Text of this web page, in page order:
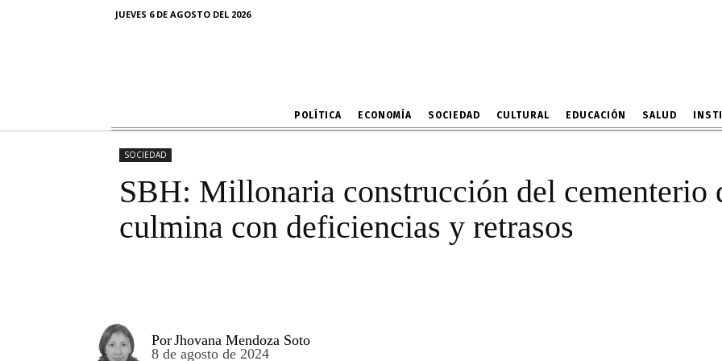
JUEVES 6 DE AGOSTO DEL 2026
POLÍTICA ECONOMÍA SOCIEDAD CULTURAL EDUCACIÓN SALUD
SBH: Millonaria construcción del
SOCIEDAD
SBH: Millonaria construcción del cementerio
culmina con deficiencias y retrasos
PorJhovana Mendoza Soto
8 de agosto de 2024